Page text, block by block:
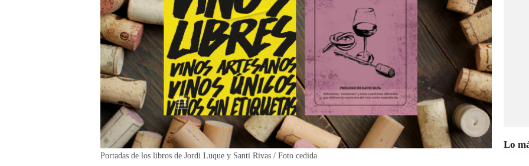
Portadas de los libros de Jordi Luque y Santi Rivas / Foto cedida
Lo